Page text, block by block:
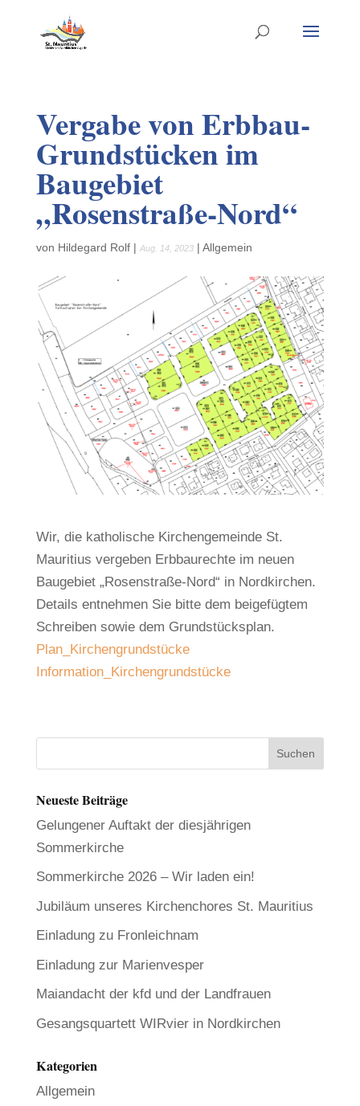
Vergabe von Erbbau-
Grundstücken im
Baugebiet
„Rosenstraße-Nord“
von Hildegard Rolf| Aug. 14, 2023| Allgemein
Wir, die katholische Kirchengemeinde St.
Mauritius vergeben Erbbaurechte im neuen
Baugebiet „Rosenstraße-Nord“ in Nordkirchen.
Details entnehmen Sie bitte dem beigefügtem
Schreiben sowie dem Grundstücksplan.
Plan_Kirchengrundstücke
Information_Kirchengrundstücke
Neueste Beiträge
Gelungener Auftakt der diesjährigen
Sommerkirche
Sommerkirche 2026 – Wir laden ein!
Jubiläum unseres Kirchenchores St. Mauritius
Einladung zu Fronleichnam
Einladung zur Marienvesper
Maiandacht der kfd und der Landfrauen
Gesangsquartett WIRvier in Nordkirchen
Kategorien
Allgemein